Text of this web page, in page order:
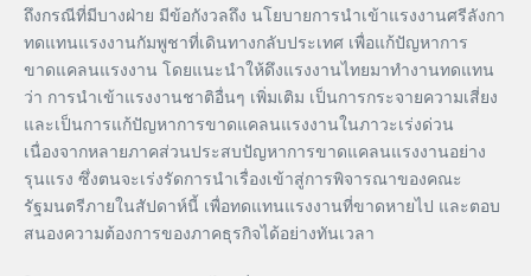
ถึงกรณีที่มีบางฝ่าย มีข้อกังวลถึง นโยบายการนำเข้าแรงงานศรีลังกา
ทดแทนแรงงานกัมพูชาที่เดินทางกลับประเทศ เพื่อแก้ปัญหาการ
ขาดแคลนแรงงาน โดยแนะนำให้ดึงแรงงานไทยมาทำงานทดแทน
ว่า การนำเข้าแรงงานชาติอื่นๆ เพิ่มเติม เป็นการกระจายความเสี่ยง
และเป็นการแก้ปัญหาการขาดแคลนแรงงานในภาวะเร่งด่วน
เนื่องจากหลายภาคส่วนประสบปัญหาการขาดแคลนแรงงานอย่าง
รุนแรง ซึ่งตนจะเร่งรัดการนำเรื่องเข้าสู่การพิจารณาของคณะ
รัฐมนตรีภายในสัปดาห์นี้ เพื่อทดแทนแรงงานที่ขาดหายไป และตอบ
สนองความต้องการของภาคธุรกิจได้อย่างทันเวลา